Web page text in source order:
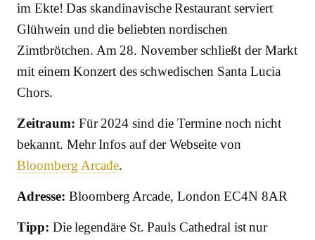
im Ekte! Das skandinavische Restaurant serviert
Glühwein und die beliebten nordischen
Zimtbrötchen. Am 28. November schließt der Markt
mit einem Konzert des schwedischen Santa Lucia
Chors.
Zeitraum: Für 2024 sind die Termine noch nicht
bekannt. Mehr Infos auf der Webseite von
Bloomberg Arcade.
Adresse: Bloomberg Arcade, London EC4N 8AR
Tipp: Die legendäre St. Pauls Cathedral ist nur